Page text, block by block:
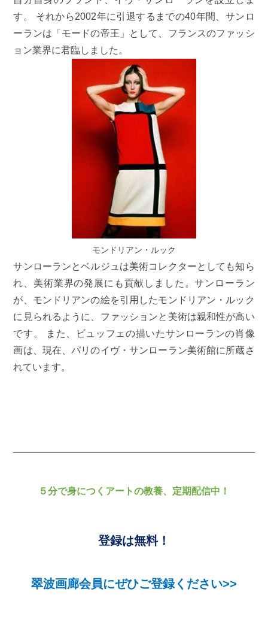
す。 それから2002年に引退するまでの40年間、サンロ
ーランは「モードの帝王」として、フランスのファッシ
ョン業界に君臨しました。
モンドリアン・ルック
サンローランとベルジュは美術コレクターとしても知ら
れ、美術業界の発展にも貢献しました。サンローラン
が、モンドリアンの絵を引用したモンドリアン・ルック
に見られるように、ファッションと美術は親和性が高い
です。 また、ビュッフェの描いたサンローランの肖像
画は、現在、パリのイヴ・サンローラン美術館に所蔵さ
れています。
５分で身につくアートの教養、定期配信中！
登録は無料！
翠波画廊会員にぜひご登録ください>>